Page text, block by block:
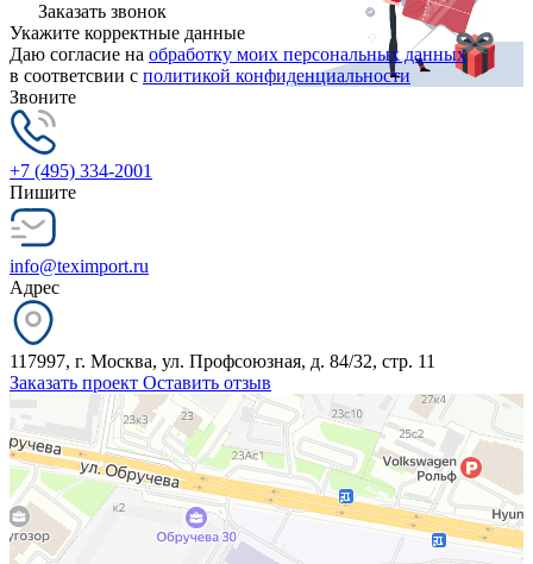
Заказать звонок
Укажите корректные данные
Даю согласие на обработку моих персональных данных
в соответсвии с политикой конфиденциальности
Звоните
+7 (495) 334-2001
Пишите
info@teximport.ru
Адрес
117997, г. Москва, ул. Профсоюзная, д. 84/32, стр. 11
Заказать проект Оставить отзыв